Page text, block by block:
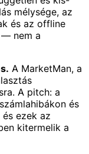
mélysége, az
és az offline
— nem a
A MarketMan, a
A pitch: a
és
ezek az
kitermelik a